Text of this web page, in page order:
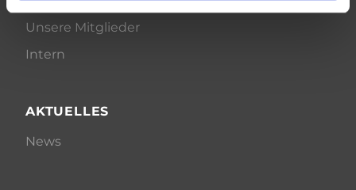
Unsere Mitglieder
Intern
AKTUELLES
News